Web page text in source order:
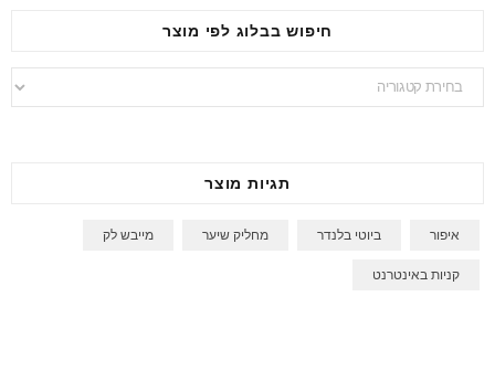
חיפוש בבלוג לפי מוצר
חיפוש
בבלוג
תגיות מוצר
איפור ביוטי בלנדר מחליק שיער מייבש לק
קניות באינטרנט